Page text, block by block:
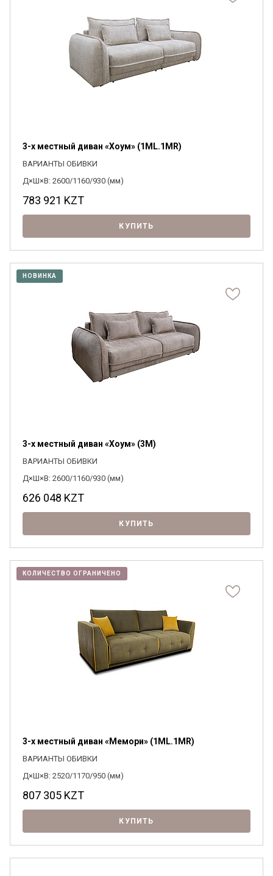
3-х местный диван «Хоум» (1ML.1MR)
ВАРИАНТЫ ОБИВКИ
Д×Ш×В: 2600/1160/930 (мм)
783 921 KZT
КУПИТЬ
НОВИНКА
3-х местный диван «Хоум» (3M)
ВАРИАНТЫ ОБИВКИ
Д×Ш×В: 2600/1160/930 (мм)
626 048 KZT
КУПИТЬ
КОЛИЧЕСТВО ОГРАНИЧЕНО
3-х местный диван «Мемори» (1ML.1MR)
ВАРИАНТЫ ОБИВКИ
Д×Ш×В: 2520/1170/950 (мм)
807 305 KZT
КУПИТЬ